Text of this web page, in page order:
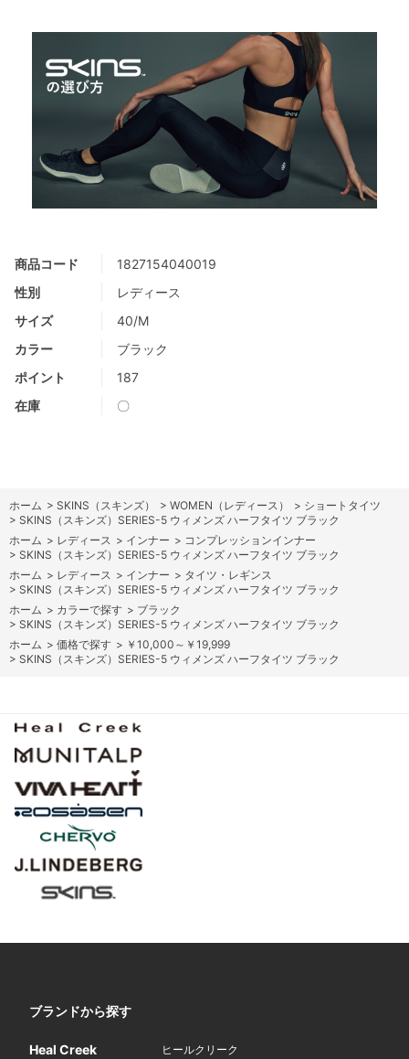
商品コード
1827154040019
性別
レディース
サイズ
40/M
カラー
ブラック
ポイント
187
在庫
〇
ホーム > SKINS（スキンズ） > WOMEN（レディース） > ショートタイツ
> SKINS（スキンズ）SERIES-5 ウィメンズ ハーフタイツ ブラック
ホーム > レディース > インナー > コンプレッションインナー
> SKINS（スキンズ）SERIES-5 ウィメンズ ハーフタイツ ブラック
ホーム > レディース > インナー > タイツ・レギンス
> SKINS（スキンズ）SERIES-5 ウィメンズ ハーフタイツ ブラック
ホーム > カラーで探す > ブラック
> SKINS（スキンズ）SERIES-5 ウィメンズ ハーフタイツ ブラック
ホーム > 価格で探す > ￥10,000～￥19,999
> SKINS（スキンズ）SERIES-5 ウィメンズ ハーフタイツ ブラック
ブランドから探す
Heal Creek ヒールクリーク